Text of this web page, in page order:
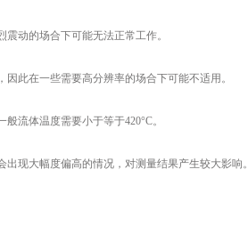
动的场合下可能无法正常工作。
此在一些需要高分辨率的场合下可能不适用。
流体温度需要小于等于420°C。
现大幅度偏高的情况，对测量结果产生较大影响。